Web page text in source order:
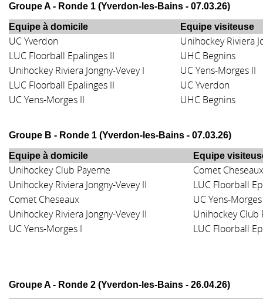
Groupe A - Ronde 1 (Yverdon-les-Bains - 07.03.26)
Equipe à domicile Equipe visiteuse
UC Yverdon
Unihockey Riviera
LUC Floorball Epalinges II
UHC Begnins
Unihockey Riviera Jongny-Vevey I
UC Yens-Morges II
LUC Floorball Epalinges II
UC Yverdon
UC Yens-Morges II
UHC Begnins
Groupe B - Ronde 1 (Yverdon-les-Bains - 07.03.26)
Equipe à domicile Equipe
Unihockey Club Payerne
Comet Cheseaux
Unihockey Riviera Jongny-Vevey II
LUC Floorball
Comet Cheseaux
UC Yens-
Unihockey Riviera Jongny-Vevey II
Unihockey Club
UC Yens-Morges I
LUC Floorball
Groupe A - Ronde 2 (Yverdon-les-Bains - 26.04.26)